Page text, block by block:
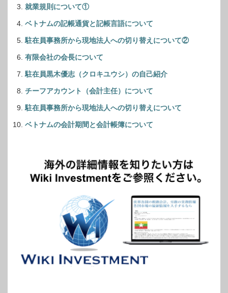
就業規則について①
ベトナムの記帳通貨と記帳言語について
駐在員事務所から現地法人への切り替えについて②
有限会社の会長について
駐在員黒木優志（クロキユウシ）の自己紹介
チーフアカウント（会計主任）について
駐在員事務所から現地法人への切り替えについて
ベトナムの会計期間と会計帳簿について